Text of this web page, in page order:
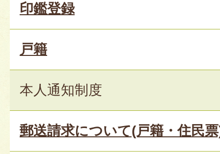
印鑑登録
戸籍
本人通知制度
郵送請求について(戸籍・住民